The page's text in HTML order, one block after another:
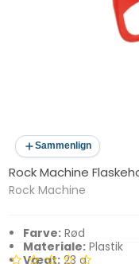
Sammenlign
Rock Machine
Rock Machine
Farve:Rød
Materiale:Plastik
Vægt:23 g